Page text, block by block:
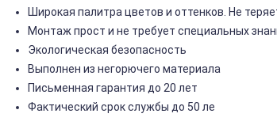
Широкая палитра цветов и оттенков. Не
Монтаж прост и не требует специальных
Экологическая безопасность
Выполнен из негорючего материала
Письменная гарантия до 20 лет
Фактический срок службы до 50 ле